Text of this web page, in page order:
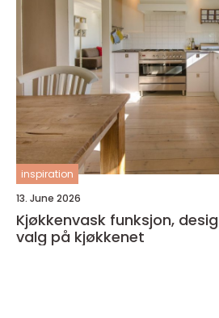
inspiration
13. June 2026
Kjøkkenvask funksjon, design og praktiske
valg på kjøkkenet